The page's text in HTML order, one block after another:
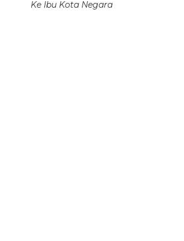
Ke Ibu Kota Negara